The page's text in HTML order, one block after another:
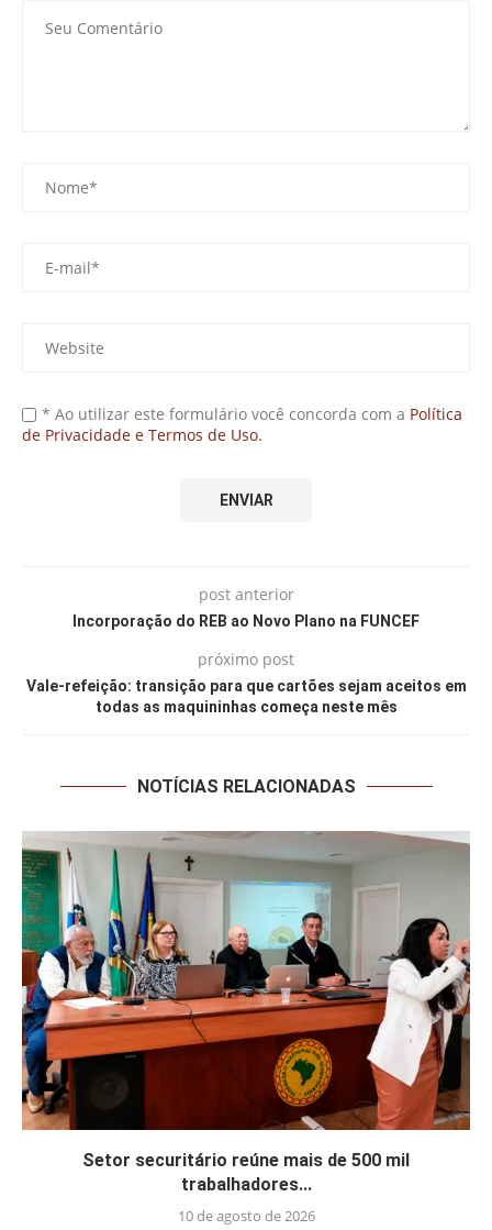
* Ao utilizar este formulário você concorda com a Política
de Privacidade e Termos de Uso.
post anterior
Incorporação do REB ao Novo Plano na FUNCEF
próximo post
Vale-refeição: transição para que cartões sejam aceitos em
todas as maquininhas começa neste mês
NOTÍCIAS RELACIONADAS
Setor securitário reúne mais de 500 mil
trabalhadores...
10 de agosto de 2026